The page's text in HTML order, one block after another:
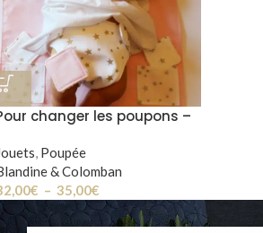
changer les poupons –
, Poupée
& Colomban
€ – 35,00€